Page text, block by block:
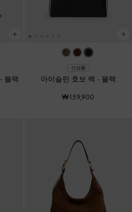
- 블랙
신상품
아이슬린 호보 백 - 블랙
₩159,900